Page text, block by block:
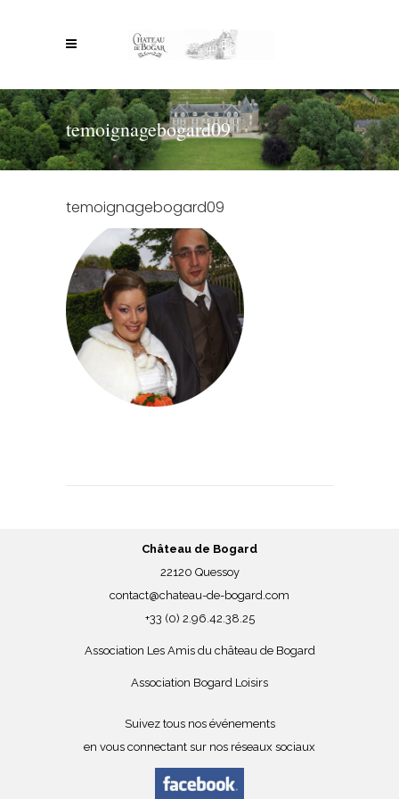
temoignagebogard09
temoignagebogard09
Château de Bogard
22120 Quessoy
contact@chateau-de-bogard.com
+33 (0) 2.96.42.38.25
Association Les Amis du château de Bogard
Association Bogard Loisirs
Suivez tous nos événements
en vous connectant sur nos réseaux sociaux